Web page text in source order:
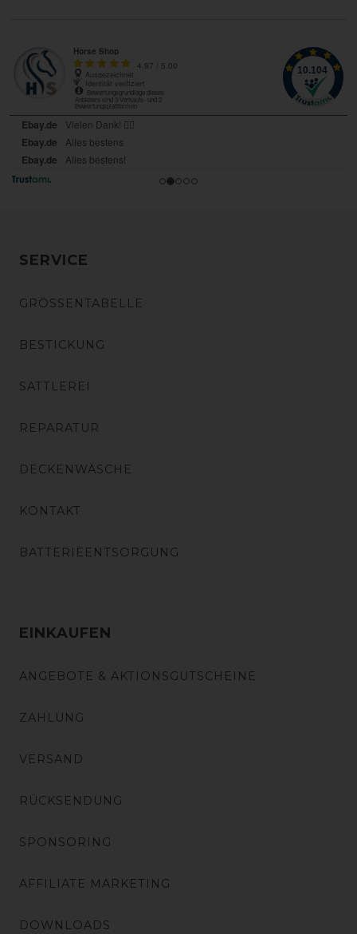
SERVICE
GRÖSSENTABELLE
BESTICKUNG
SATTLEREI
REPARATUR
DECKENWÄSCHE
KONTAKT
BATTERIEENTSORGUNG
EINKAUFEN
ANGEBOTE & AKTIONSGUTSCHEINE
ZAHLUNG
VERSAND
RÜCKSENDUNG
SPONSORING
AFFILIATE MARKETING
DOWNLOADS